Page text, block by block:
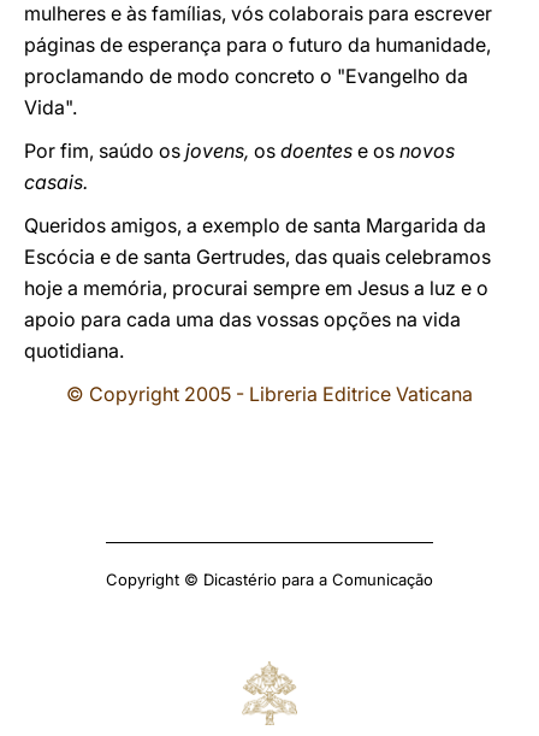
mulheres e às famílias, vós colaborais para escrever
páginas de esperança para o futuro da humanidade,
proclamando de modo concreto o "Evangelho da
Vida".
Por fim, saúdo os jovens, os doentes e os novos
casais.
Queridos amigos, a exemplo de santa Margarida da
Escócia e de santa Gertrudes, das quais celebramos
hoje a memória, procurai sempre em Jesus a luz e o
apoio para cada uma das vossas opções na vida
quotidiana.
© Copyright 2005 - Libreria Editrice Vaticana
Copyright © Dicastério para a Comunicação